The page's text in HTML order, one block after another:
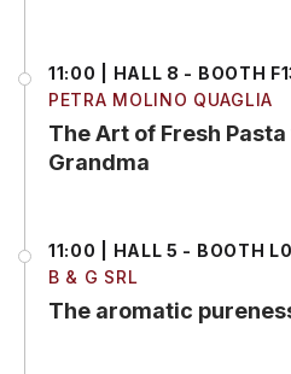
11:00 | HALL 8 - BOOTH
PETRA MOLINO QUAGLIA
The Art of Fresh
Grandma
11:00 | HALL 5 - BOOTH
B & G SRL
The aromatic